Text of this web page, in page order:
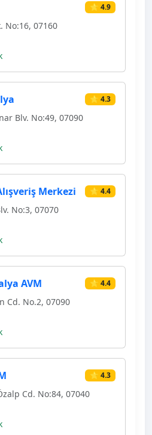
⭐ 4.9
No:16, 07160
⭐ 4.3
Blv. No:49, 07090
Merkezi ⭐ 4.4
No:3, 07070
AVM ⭐ 4.4
Cd. No.2, 07090
⭐ 4.3
Cd. No:84, 07040